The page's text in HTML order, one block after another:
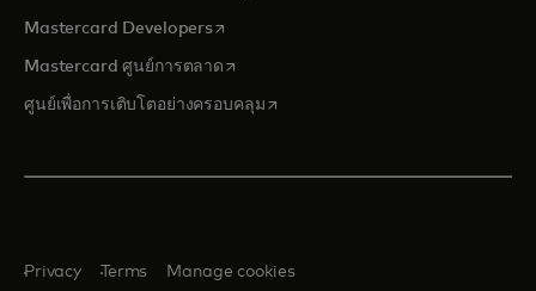
Mastercard Developersopens in a new tab
Mastercard ศูนย์การตลาด opens in a new tab
ศูนย์เพื่อการเติบโตอย่างครอบคลุมopens in a new tab
Privacy Terms Manage cookies